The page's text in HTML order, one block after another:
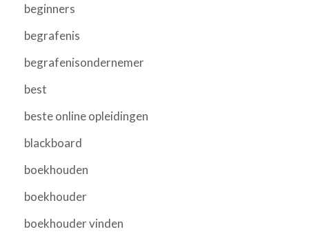
beginners
begrafenis
begrafenisondernemer
best
beste online opleidingen
blackboard
boekhouden
boekhouder
boekhouder vinden